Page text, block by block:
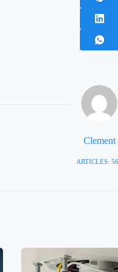
Clement
ARTICLES: